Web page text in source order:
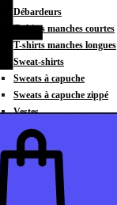
Débardeurs
T-shirts manches courtes
T-shirts manches longues
Sweat-shirts
Sweats à capuche
Sweats à capuche zippé
Vestes
Jupes
Shorts